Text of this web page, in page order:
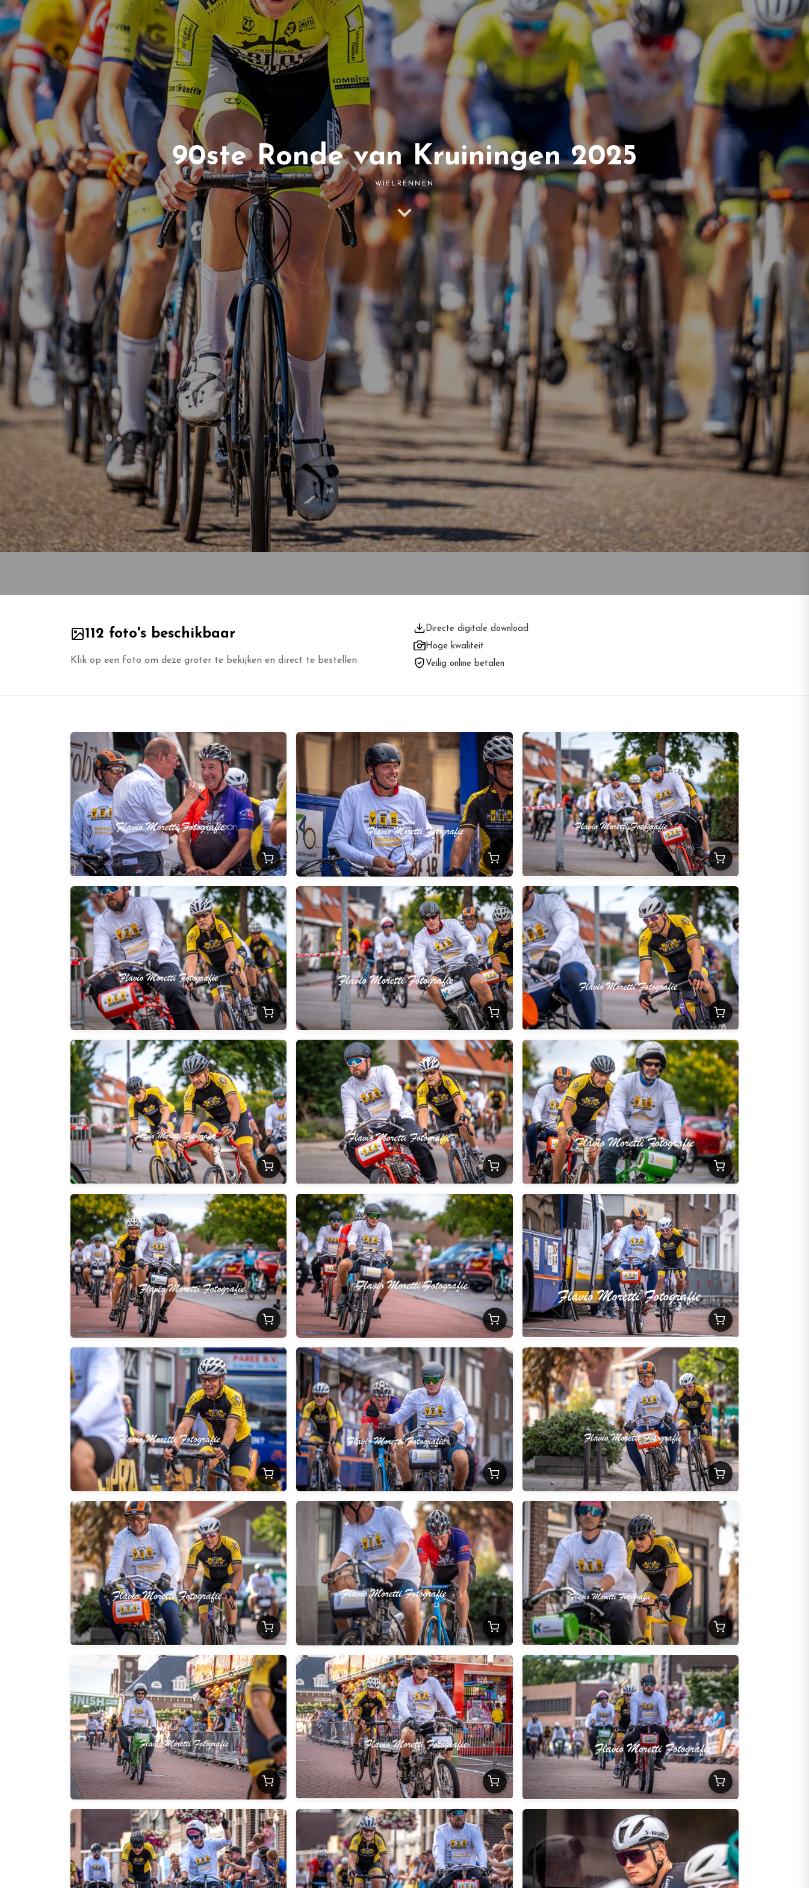
90ste Ronde van Kruiningen 2025
WIELRENNEN
112 foto's beschikbaar
Klik op een foto om deze groter te bekijken en direct te bestellen
Directe digitale download
Hoge kwaliteit
Veilig online betalen